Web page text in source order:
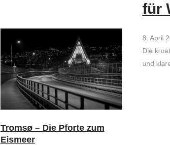
Tromsø – Die Pforte zum
Eismeer
für
8. April
Die
und